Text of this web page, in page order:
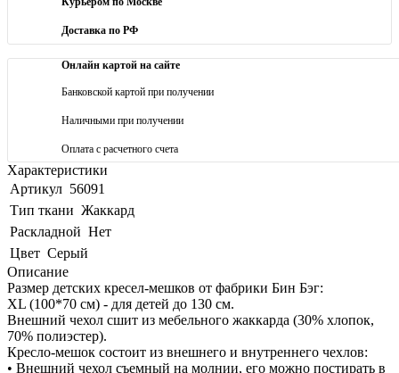
Доставка по РФ
Онлайн картой на сайте
Банковской картой при получении
Наличными при получении
Оплата с расчетного счета
Характеристики
Артикул 56091
Тип ткани Жаккард
Раскладной Нет
Цвет Серый
Описание
Размер детских кресел-мешков от фабрики Бин Бэг:
XL (100*70 см) - для детей до 130 см.
Внешний чехол сшит из мебельного жаккарда (30% хлопок,
70% полиэстер).
Кресло-мешок состоит из внешнего и внутреннего чехлов:
• Внешний чехол съемный на молнии, его можно постирать в